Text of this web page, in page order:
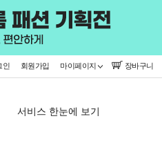
인 회원가입 마이페이지 장바구니
서비스 한눈에 보기